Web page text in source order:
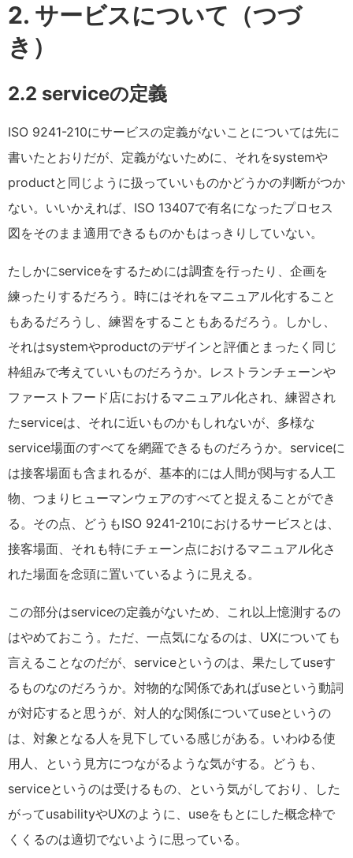
2. サービスについて（つづ
き）
2.2 serviceの定義
ISO 9241-210にサービスの定義がないことについては先に
書いたとおりだが、定義がないために、それをsystemや
productと同じように扱っていいものかどうかの判断がつか
ない。いいかえれば、ISO 13407で有名になったプロセス
図をそのまま適用できるものかもはっきりしていない。
たしかにserviceをするためには調査を行ったり、企画を
練ったりするだろう。時にはそれをマニュアル化すること
もあるだろうし、練習をすることもあるだろう。しかし、
それはsystemやproductのデザインと評価とまったく同じ
枠組みで考えていいものだろうか。レストランチェーンや
ファーストフード店におけるマニュアル化され、練習され
たserviceは、それに近いものかもしれないが、多様な
service場面のすべてを網羅できるものだろうか。serviceに
は接客場面も含まれるが、基本的には人間が関与する人工
物、つまりヒューマンウェアのすべてと捉えることができ
る。その点、どうもISO 9241-210におけるサービスとは、
接客場面、それも特にチェーン点におけるマニュアル化さ
れた場面を念頭に置いているように見える。
この部分はserviceの定義がないため、これ以上憶測するの
はやめておこう。ただ、一点気になるのは、UXについても
言えることなのだが、serviceというのは、果たしてuseす
るものなのだろうか。対物的な関係であればuseという動詞
が対応すると思うが、対人的な関係についてuseというの
は、対象となる人を見下している感じがある。いわゆる使
用人、という見方につながるような気がする。どうも、
serviceというのは受けるもの、という気がしており、した
がってusabilityやUXのように、useをもとにした概念枠で
くくるのは適切でないように思っている。